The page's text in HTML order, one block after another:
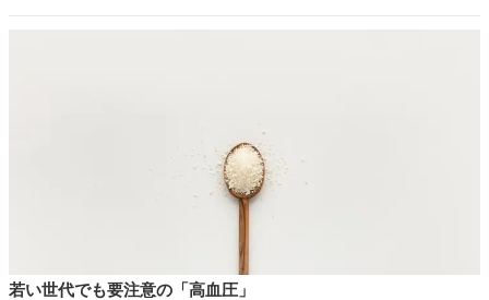
若い世代でも要注意の「高血圧」